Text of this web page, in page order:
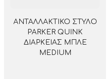
ΑΝΤΑΛΛΑΚΤΙΚΟ ΣΤΥΛΟ
PARKER QUINK
ΔΙΑΡΚΕΙΑΣ ΜΠΛΕ
MEDIUM